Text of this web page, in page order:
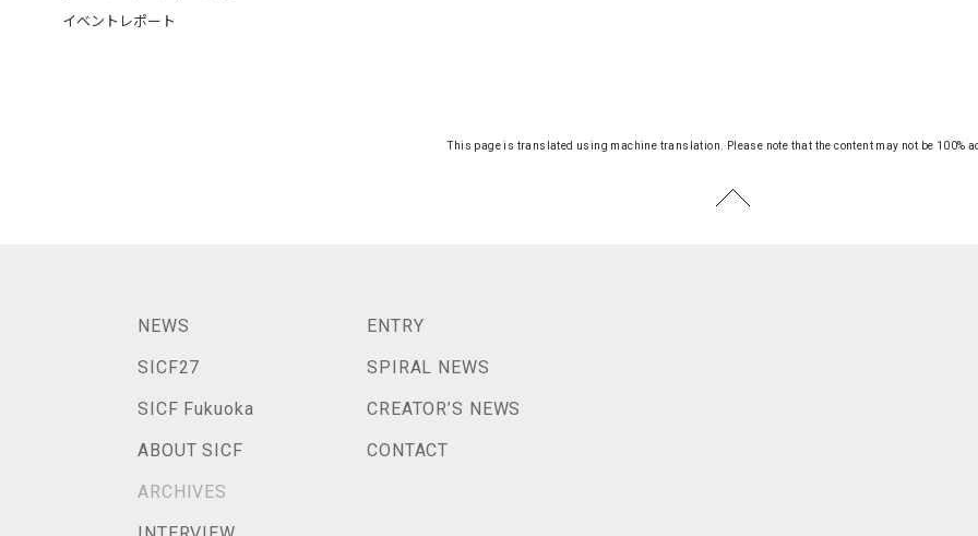
イベントレポート
This page is translated using machine translation. Please note that the content may not be 100%
NEWS
SICF27
SICF Fukuoka
ABOUT SICF
ARCHIVES
ENTRY
SPIRAL NEWS
CREATOR’S NEWS
CONTACT